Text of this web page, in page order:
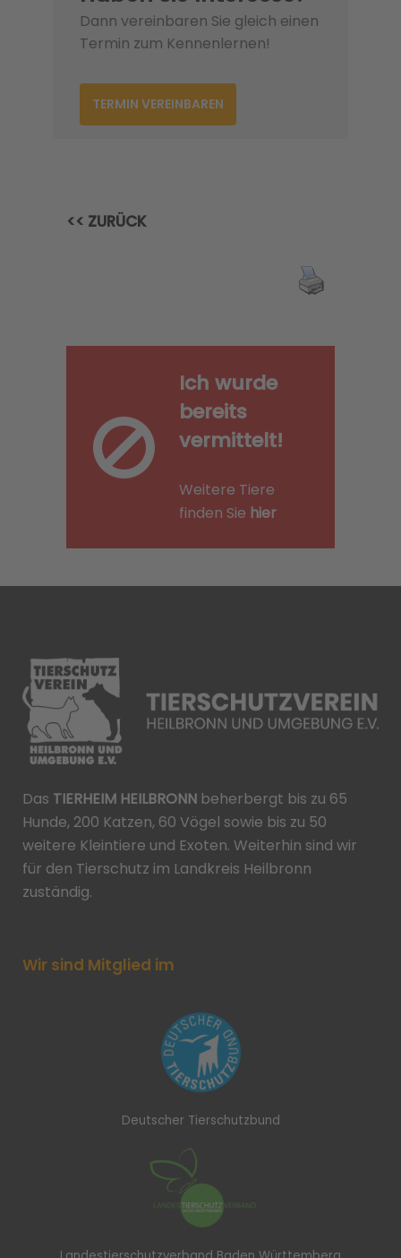
Dann vereinbaren Sie gleich einen
Termin zum Kennenlernen!
TERMIN VEREINBAREN
<< ZURÜCK
Ich wurde
bereits
vermittelt!
Weitere Tiere
finden Sie hier
Das TIERHEIM HEILBRONN beherbergt bis zu 65
Hunde, 200 Katzen, 60 Vögel sowie bis zu 50
weitere Kleintiere und Exoten. Weiterhin sind wir
für den Tierschutz im Landkreis Heilbronn
zuständig.
Wir sind Mitglied im
Deutscher Tierschutzbund